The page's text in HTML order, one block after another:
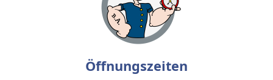
Öffnungszeiten